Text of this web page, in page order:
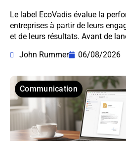
Le label EcoVadis évalue la
entreprises à partir de leurs
et de leurs résultats. Avant de
John Rummer
06/08/2026
Communication